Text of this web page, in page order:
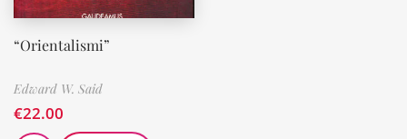
“Orientalismi”
Edward W. Said
€22.00